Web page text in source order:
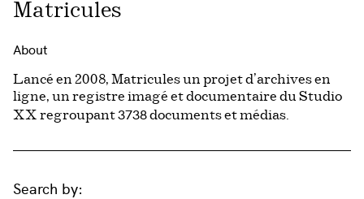
Matricules
About
Lancé en 2008, Matricules un projet d’archives en
ligne, un registre imagé et documentaire du Studio
XX regroupant3738documents et médias.
Search by: